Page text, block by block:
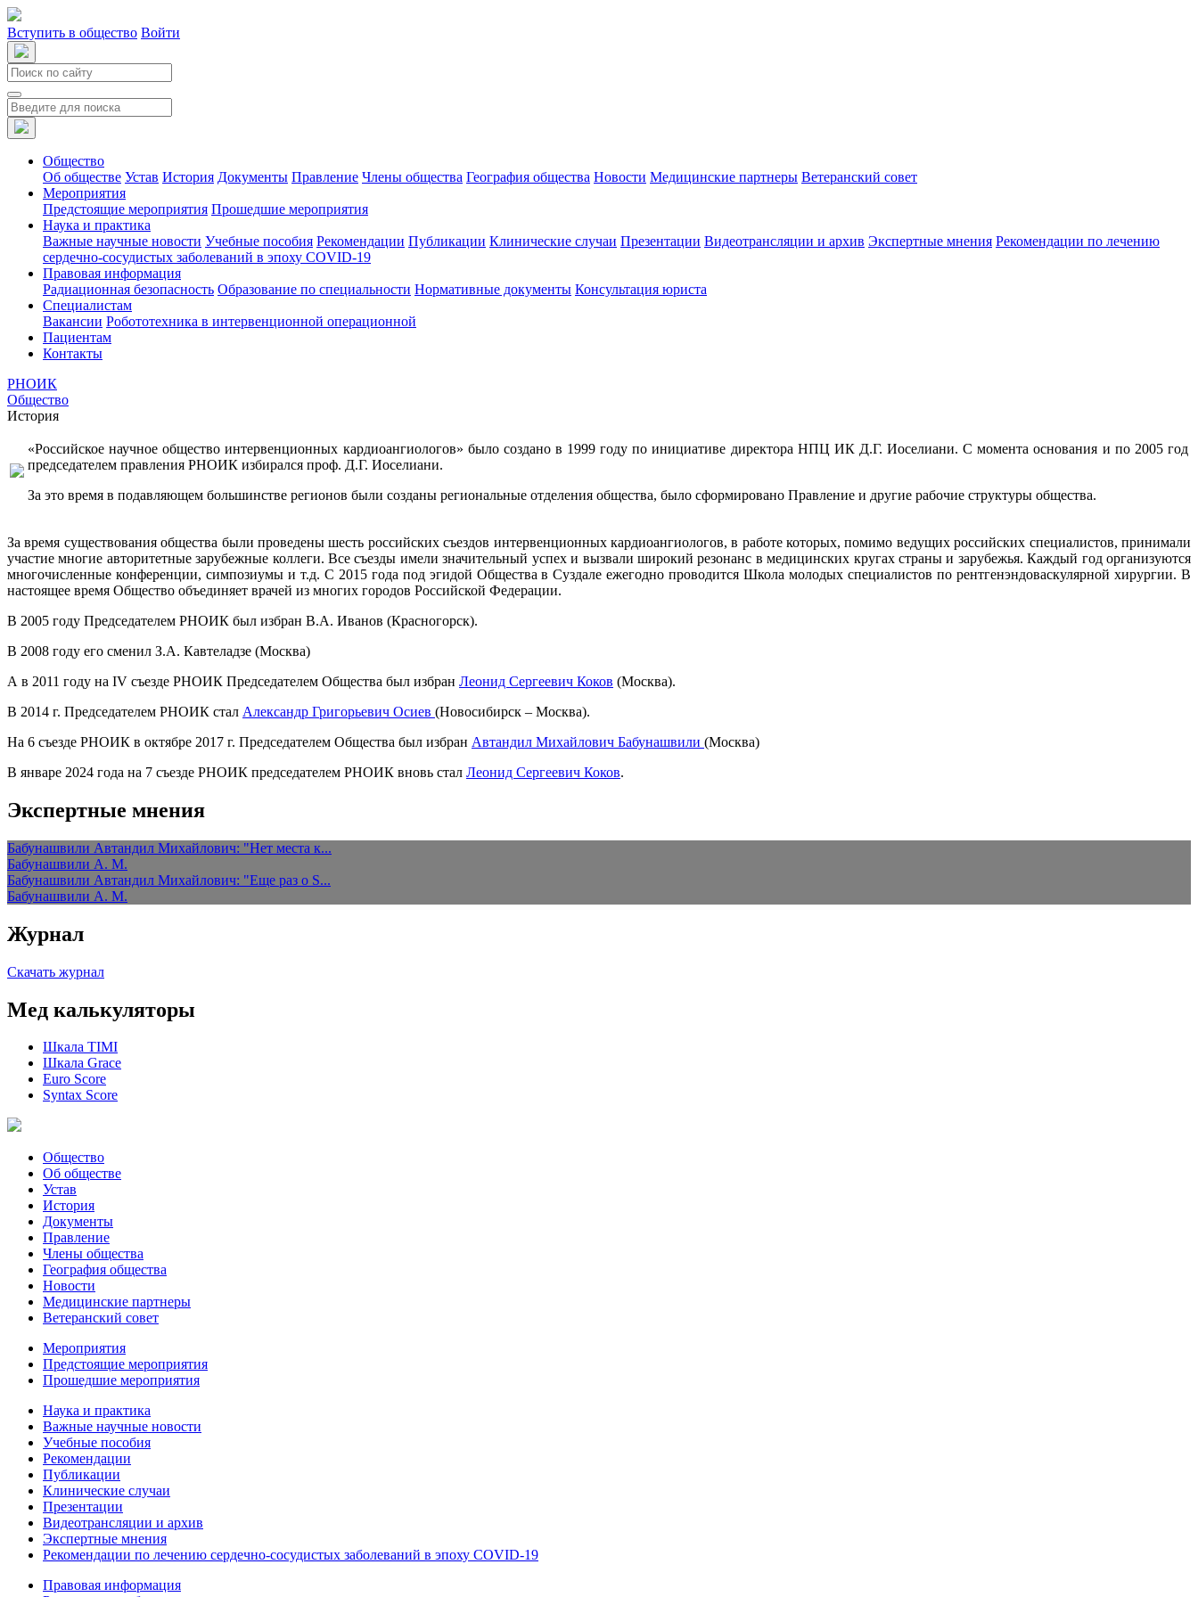
Вступить в общество Войти
Общество
Об обществе Устав История Документы Правление Члены общества География общества Новости Медицинские партнеры Ветеранский совет
Мероприятия
Предстоящие мероприятия Прошедшие мероприятия
Наука и практика
Важные научные новости Учебные пособия Рекомендации Публикации Клинические случаи Презентации Видеотрансляции и архив Экспертные мнения Рекомендации по лечению
сердечно-сосудистых заболеваний в эпоху COVID-19
Правовая информация
Радиационная безопасность Образование по специальности Нормативные документы Консультация юриста
Специалистам
Вакансии Робототехника в интервенционной операционной
Пациентам
Контакты
РНОИК
Общество
История
«Российское научное общество интервенционных кардиоангиологов» было создано в 1999 году по инициативе директора НПЦ ИК Д.Г. Иоселиани. С момента основания и по 2005 год
председателем правления РНОИК избирался проф. Д.Г. Иоселиани.
За это время в подавляющем большинстве регионов были созданы региональные отделения общества, было сформировано Правление и другие рабочие структуры общества.
За время существования общества были проведены шесть российских съездов интервенционных кардиоангиологов, в работе которых, помимо ведущих российских специалистов, принимали
участие многие авторитетные зарубежные коллеги. Все съезды имели значительный успех и вызвали широкий резонанс в медицинских кругах страны и зарубежья. Каждый год организуются
многочисленные конференции, симпозиумы и т.д. С 2015 года под эгидой Общества в Суздале ежегодно проводится Школа молодых специалистов по рентгенэндоваскулярной хирургии. В
настоящее время Общество объединяет врачей из многих городов Российской Федерации.
В 2005 году Председателем РНОИК был избран В.А. Иванов (Красногорск).
В 2008 году его сменил З.А. Кавтеладзе (Москва)
А в 2011 году на IV съезде РНОИК Председателем Общества был избран Леонид Сергеевич Коков (Москва).
В 2014 г. Председателем РНОИК стал Александр Григорьевич Осиев (Новосибирск – Москва).
На 6 съезде РНОИК в октябре 2017 г. Председателем Общества был избран Автандил Михайлович Бабунашвили (Москва)
В январе 2024 года на 7 съезде РНОИК председателем РНОИК вновь стал Леонид Сергеевич Коков.
Экспертные мнения
Бабунашвили Автандил Михайлович: "Нет места к...
Бабунашвили А. М.
Бабунашвили Автандил Михайлович: "Еще раз о S...
Бабунашвили А. М.
Журнал
Скачать журнал
Мед калькуляторы
Шкала TIMI
Шкала Grace
Euro Score
Syntax Score
Общество
Об обществе
Устав
История
Документы
Правление
Члены общества
География общества
Новости
Медицинские партнеры
Ветеранский совет
Мероприятия
Предстоящие мероприятия
Прошедшие мероприятия
Наука и практика
Важные научные новости
Учебные пособия
Рекомендации
Публикации
Клинические случаи
Презентации
Видеотрансляции и архив
Экспертные мнения
Рекомендации по лечению сердечно-сосудистых заболеваний в эпоху COVID-19
Правовая информация